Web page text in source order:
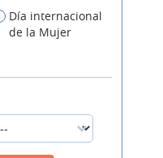
Día internacional
de la Mujer